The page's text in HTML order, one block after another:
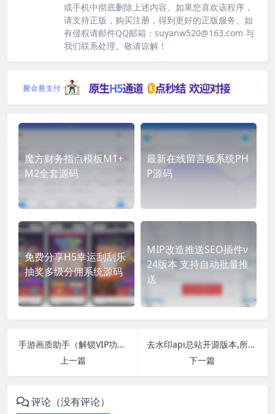
或手机中彻底删除上述内容。如果您喜欢该程序，
请支持正版，购买注册，得到更好的正版服务。如
有侵权请邮件QQ邮箱：suyanw520@163.com 与
我们联系处理。敬请谅解！
魔方财务指点模板M1+
M2全套源码
最新在线留言板系统PH
P源码
免费分享H5幸运刮刮乐
抽奖多级分佣系统源码
MIP改造推送SEO插件v
24版本 支持自动批量推
送
手游画质助手（解锁VIP功能）
上一篇
去水印api总站开源版本,所有去水印功能在本地实现
下一篇
评论（没有评论）